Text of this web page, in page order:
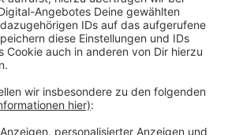
Akzeptieren
byUsercentrics Consent
Platform